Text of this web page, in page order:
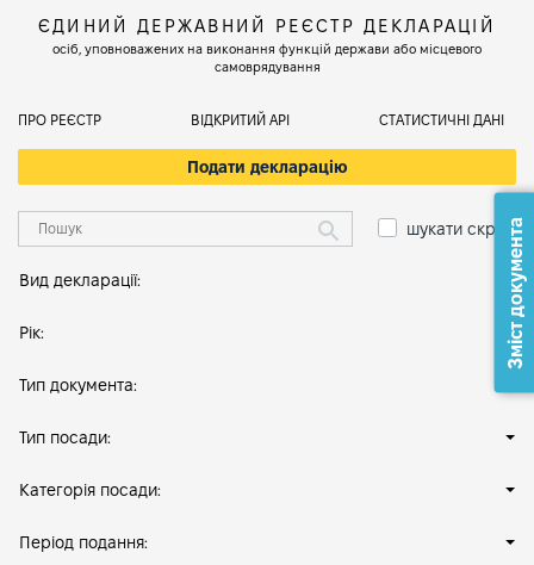
ЄДИНИЙ ДЕРЖАВНИЙ РЕЄСТР ДЕКЛАРАЦІЙ
осіб, уповноважених на виконання функцій держави або місцевого
самоврядування
ПРО РЕЄСТР ВІДКРИТИЙ АРІ СТАТИСТИЧНІ ДАНІ
Подати декларацію
шукати скрізь
Вид декларації:
Рік:
Тип документа:
Тип посади:
Категорія посади:
Період подання:
Зміст документа